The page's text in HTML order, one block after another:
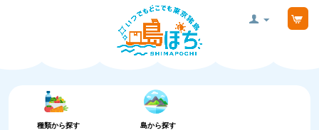
種類から探す 島から探す